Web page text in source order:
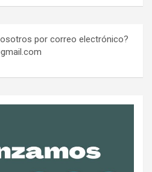
por correo electrónico?